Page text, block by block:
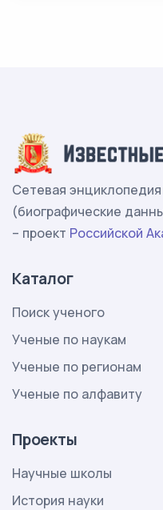
Сетевая
(биографические
– проект Российской
Каталог
Поиск ученого
Ученые по наукам
Ученые по регионам
Ученые по алфавиту
Проекты
Научные школы
История науки